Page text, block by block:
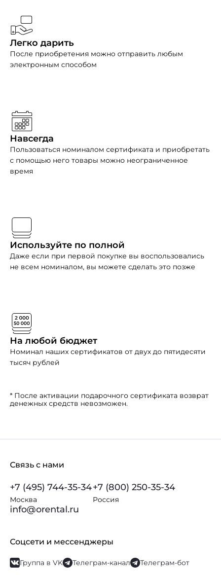
Легко дарить
После приобретения можно отправить любым
электронным способом
Навсегда
Пользоваться номиналом сертификата и приобретать
с помощью него товары можно неограниченное
время
Используйте по полной
Даже если при первой покупке вы воспользовались
не всем номиналом, вы можете сделать это позже
На любой бюджет
Номинал наших сертификатов от двух до пятидесяти
тысяч рублей
* После активации подарочного сертификата возврат
денежных средств невозможен.
Связь с нами
+7 (495) 744-35-34
Москва
+7 (800) 250-35-34
Россия
info@orental.ru
Соцсети и мессенджеры
Группа в VK Телеграм-канал Телеграм-бот